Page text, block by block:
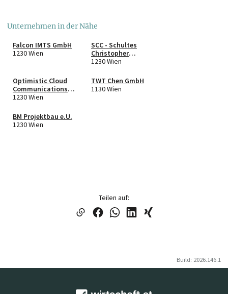
Unternehmen in der Nähe
Falcon IMTS GmbH
1230 Wien
SCC - Schultes
Christopher
Consulting e.U.
1230 Wien
Optimistic Cloud
Communications
OCC e.U.
1230 Wien
TWT Chen GmbH
1130 Wien
BM Projektbau e.U.
1230 Wien
Teilen auf:
Build: 2026.146.1